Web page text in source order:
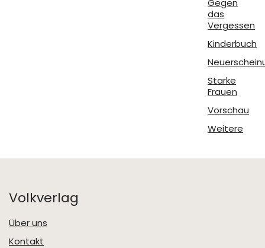
Gegen
das
Vergessen
Kinderbuch
Starke
Frauen
Vorschau
Weitere
Volkverlag
Über uns
Kontakt